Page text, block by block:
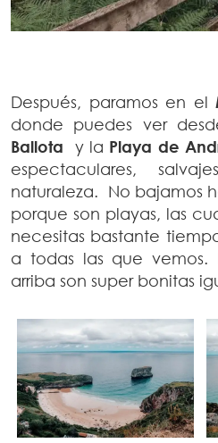
Después, paramos en el
donde puedes ver
Ballota y la Playa de
espectaculares,
naturaleza. No bajamos
porque son playas, las
necesitas bastante
a todas las que vemos.
arriba son super bonitas